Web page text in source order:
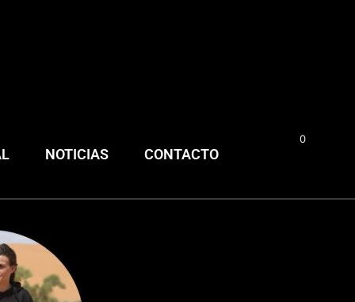
NOTICIAS CONTACTO
0